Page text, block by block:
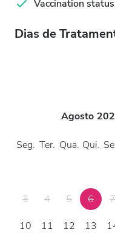
Vaccination status
Dias de
Agosto
Seg. Ter. Qua. Qui.
3
4 5 6 7
10
11 12 13